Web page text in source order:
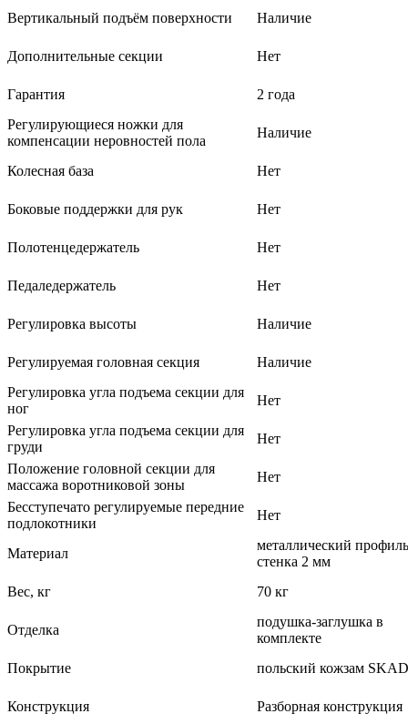
Вертикальный подъём поверхности Наличие
Дополнительные секции Нет
Гарантия
2 года
Регулирующиеся ножки для
компенсации неровностей пола
Наличие
Колесная база Нет
Боковые поддержки для рук Нет
Полотенцедержатель Нет
Педаледержатель Нет
Регулировка высоты Наличие
Регулируемая головная секция
Наличие
Регулировка угла подъема секции для
ног
Нет
Регулировка угла подъема секции для
груди
Нет
Положение головной секции для
массажа воротниковой зоны
Нет
Бесступечато регулируемые передние
подлокотники
Нет
Материал
металлический
стенка 2 мм
Вес, кг
70 кг
Отделка
подушка-заглушка в
комплекте
Покрытие
польский кожзам
Конструкция
Разборная конструкция